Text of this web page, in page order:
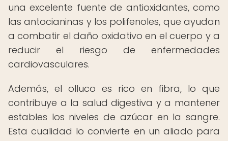
una excelente fuente de antioxidantes, como
las antocianinas y los polifenoles, que ayudan
a combatir el daño oxidativo en el cuerpo y a
reducir el riesgo de enfermedades
cardiovasculares.
Además, el olluco es rico en fibra, lo que
contribuye a la salud digestiva y a mantener
estables los niveles de azúcar en la sangre.
Esta cualidad lo convierte en un aliado para